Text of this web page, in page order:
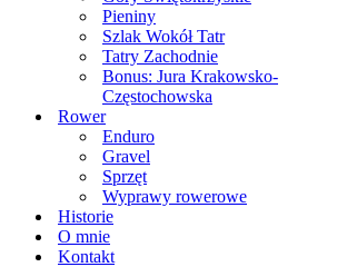
Pieniny
Szlak Wokół Tatr
Tatry Zachodnie
Bonus: Jura Krakowsko-
Częstochowska
Rower
Enduro
Gravel
Sprzęt
Wyprawy rowerowe
Historie
O mnie
Kontakt